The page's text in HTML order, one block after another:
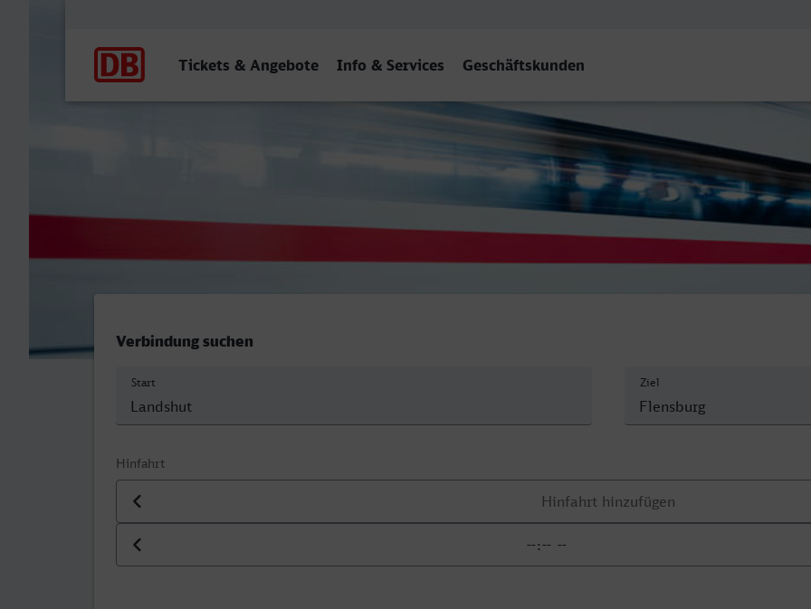
Tickets & Angebote Info & Services Geschäftskunden
Hauptbahnhof, Landshut - Flensburg
Verbindung suchen
Start Ziel
Hinfahrt
Datum der Hinfahrt
Uhrzeit der Hinfahrt